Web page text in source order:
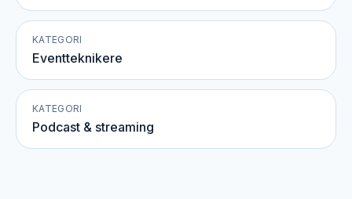
KATEGORI
Eventteknikere
KATEGORI
Podcast & streaming